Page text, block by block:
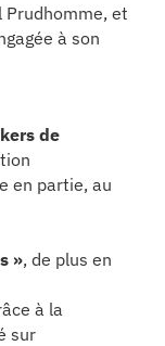
Prudhomme, et
à son
de
en partie, au
», de plus en
à la
sur